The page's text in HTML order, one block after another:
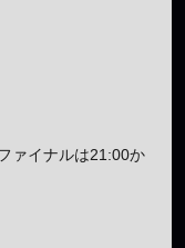
ァイナルは21:00か